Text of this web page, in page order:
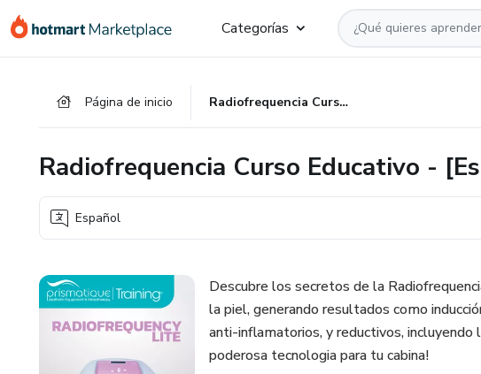
Categorías
Página de inicio Radiofrequencia Curso Educativo - [Español]
Radiofrequencia Curso Educativo -
Español
Descubre los secretos de la
la piel, generando resultados como
anti-inflamatorios, y reductivos, incluyendo
poderosa tecnologia para tu cabina!